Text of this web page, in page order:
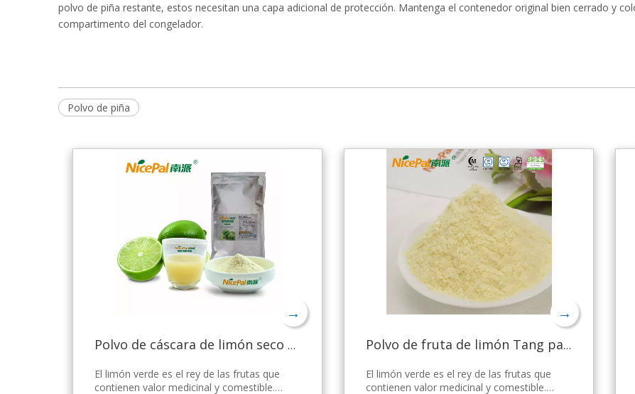
polvo de piña restante, estos necesitan una capa adicional de protección. Mantenga el contenedor original bien cerrado y
compartimento del congelador.
Polvo de piña
→
Polvo de cáscara de limón seco a granel
El limón verde es el rey de las frutas que
contienen valor medicinal y comestible.
→
Polvo de fruta de limón Tang para gelatina
El limón verde es el rey de las frutas que
contienen valor medicinal y comestible.